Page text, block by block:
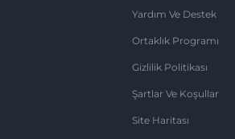
Yardım Ve Destek
Ortaklık Programı
Gizlilik Politikası
Şartlar Ve Koşullar
Site Haritası